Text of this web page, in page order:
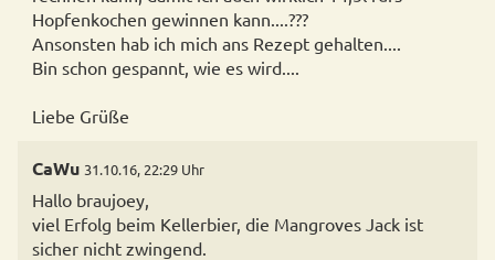
Hopfenkochen gewinnen kann....???
Ansonsten hab ich mich ans Rezept gehalten....
Bin schon gespannt, wie es wird....
Liebe Grüße
CaWu 31.10.16, 22:29 Uhr
Hallo braujoey,
viel Erfolg beim Kellerbier, die Mangroves Jack ist
sicher nicht zwingend.